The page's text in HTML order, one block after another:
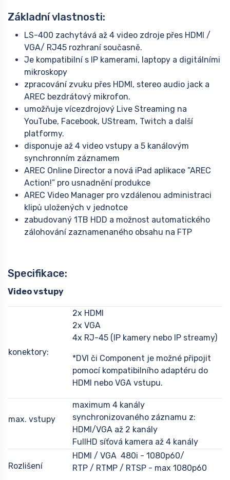
Základní vlastnosti:
LS-400 zachytává až 4 video zdroje přes HDMI /
VGA/ RJ45 rozhraní současně.
Je kompatibilní s IP kamerami, laptopy a digitálními
mikroskopy
zpracování zvuku přes HDMI, stereo audio jack a
AREC bezdrátový mikrofon.
umožňuje vícezdrojový Live Streaming na
YouTube, Facebook, UStream, Twitch a další
platformy.
disponuje až 4 video vstupy a 5 kanálovým
synchronním záznamem
AREC Online Director a nová iPad aplikace ”AREC
Action!” pro usnadnění produkce
AREC Video Manager pro vzdálenou administraci
klipů uložených v jednotce
zabudovaný 1TB HDD a možnost automatického
zálohování zaznamenaného obsahu na FTP
Specifikace:
Video vstupy
konektory:
2x HDMI
2x VGA
4x RJ-45 (IP kamery nebo IP streamy)
*DVI či Component je možné připojit
pomocí kompatibilního adaptéru do
HDMI nebo VGA vstupu.
max. vstupy
maximum 4 kanály
synchronizovaného záznamu z:
HDMI/VGA až 2 kanály
FullHD síťová kamera až 4 kanály
Rozlišení
HDMI / VGA 480i - 1080p60/
RTP / RTMP / RTSP - max 1080p60